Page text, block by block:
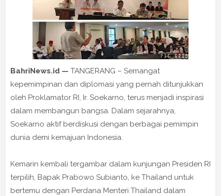
BahriNews.id — TANGERANG – Semangat
kepemimpinan dan diplomasi yang pernah ditunjukkan
oleh Proklamator RI, Ir. Soekarno, terus menjadi inspirasi
dalam membangun bangsa. Dalam sejarahnya,
Soekarno aktif berdiskusi dengan berbagai pemimpin
dunia demi kemajuan Indonesia.
Kemarin kembali tergambar dalam kunjungan Presiden RI
terpilih, Bapak Prabowo Subianto, ke Thailand untuk
bertemu dengan Perdana Menteri Thailand dalam